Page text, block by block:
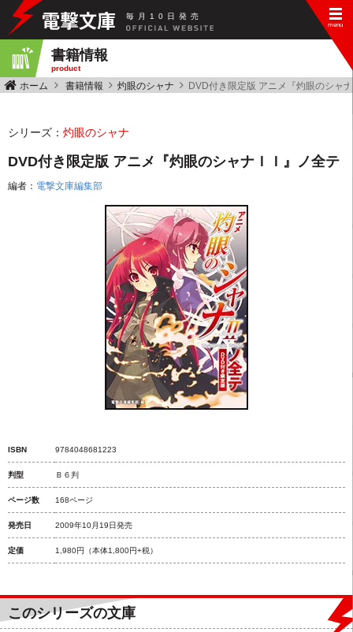
毎 月 10 日 発 売
書籍情報
product
ホーム 書籍情報 灼眼のシャナ DVD付き限定版 アニメ『灼眼のシャ
シリーズ： 灼眼のシャナ
DVD付き限定版 アニメ『灼眼のシャナＩＩ』ノ全テ
編者： 電撃文庫編集部
ISBN 9784048681223
判型 Ｂ６判
ページ数 168ページ
発売日 2009年10月19日発売
定価 1,980円 （本体1,800円+税）
このシリーズの文庫